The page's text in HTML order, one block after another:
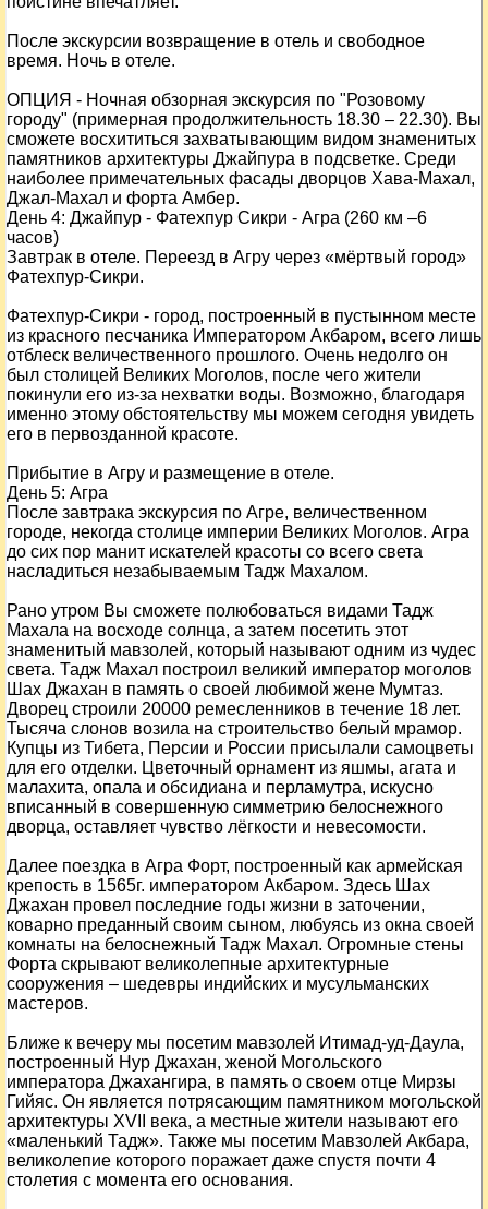
После экскурсии возвращение в отель и свободное
время. Ночь в отеле.
ОПЦИЯ - Ночная обзорная экскурсия по "Розовому
городу" (примерная продолжительность 18.30 – 22.30). Вы
сможете восхититься захватывающим видом знаменитых
памятников архитектуры Джайпура в подсветке. Среди
наиболее примечательных фасады дворцов Хава-Махал,
Джал-Махал и форта Амбер.
День 4: Джайпур - Фатехпур Сикри - Агра (260 км –6
часов)
Завтрак в отеле. Переезд в Агру через «мёртвый город»
Фатехпур-Сикри.
Фатехпур-Сикри - город, построенный в пустынном месте
из красного песчаника Императором Акбаром, всего лишь
отблеск величественного прошлого. Очень недолго он
был столицей Великих Моголов, после чего жители
покинули его из-за нехватки воды. Возможно, благодаря
именно этому обстоятельству мы можем сегодня увидеть
его в первозданной красоте.
Прибытие в Агру и размещение в отеле.
День 5: Агра
После завтрака экскурсия по Агре, величественном
городе, некогда столице империи Великих Моголов. Агра
до сих пор манит искателей красоты со всего света
насладиться незабываемым Тадж Махалом.
Рано утром Вы сможете полюбоваться видами Тадж
Махала на восходе солнца, а затем посетить этот
знаменитый мавзолей, который называют одним из чудес
света. Тадж Махал построил великий император моголов
Шах Джахан в память о своей любимой жене Мумтаз.
Дворец строили 20000 ремесленников в течение 18 лет.
Тысяча слонов возила на строительство белый мрамор.
Купцы из Тибета, Персии и России присылали самоцветы
для его отделки. Цветочный орнамент из яшмы, агата и
малахита, опала и обсидиана и перламутра, искусно
вписанный в совершенную симметрию белоснежного
дворца, оставляет чувство лёгкости и невесомости.
Далее поездка в Агра Форт, построенный как армейская
крепость в 1565г. императором Акбаром. Здесь Шах
Джахан провел последние годы жизни в заточении,
коварно преданный своим сыном, любуясь из окна своей
комнаты на белоснежный Тадж Махал. Огромные стены
Форта скрывают великолепные архитектурные
сооружения – шедевры индийских и мусульманских
мастеров.
Ближе к вечеру мы посетим мавзолей Итимад-уд-Даула,
построенный Нур Джахан, женой Могольского
императора Джахангира, в память о своем отце Мирзы
Гийяс. Он является потрясающим памятником могольской
архитектуры XVII века, а местные жители называют его
«маленький Тадж». Также мы посетим Мавзолей Акбара,
великолепие которого поражает даже спустя почти 4
столетия с момента его основания.